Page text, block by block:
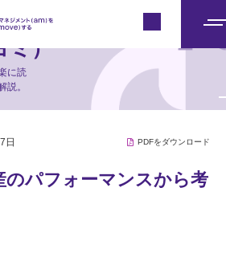
ミ）
に読
説。
日 PDFをダウンロード
のパフォーマンスから考